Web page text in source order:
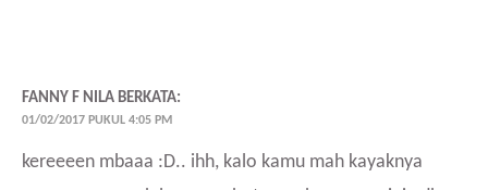
FANNY F NILA BERKATA:
01/02/2017 PUKUL 4:05 PM
kereeeen mbaaa :D.. ihh, kalo kamu mah kayaknya